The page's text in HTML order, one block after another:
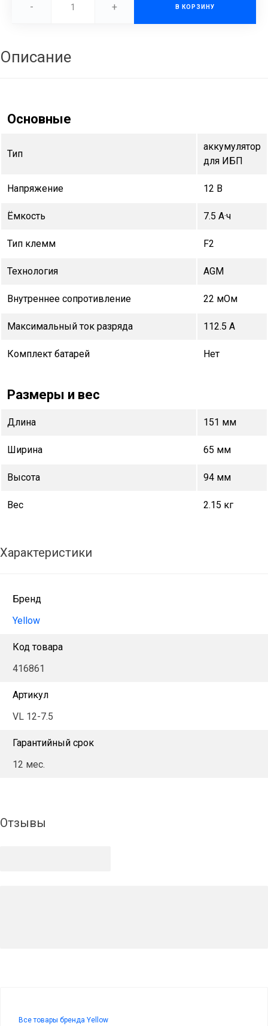
- + В КОРЗИНУ
Описание
Основные
Тип
аккумулятор
для ИБП
Напряжение 12 В
Ёмкость 7.5 А·ч
Тип клемм F2
Технология AGM
Внутреннее сопротивление 22 мОм
Максимальный ток разряда 112.5 А
Комплект батарей Нет
Размеры и вес
Длина 151 мм
Ширина 65 мм
Высота 94 мм
Вес 2.15 кг
Характеристики
Бренд
Yellow
Код товара
416861
Артикул
VL 12-7.5
Гарантийный срок
12 мес.
Отзывы
Все товары бренда Yellow